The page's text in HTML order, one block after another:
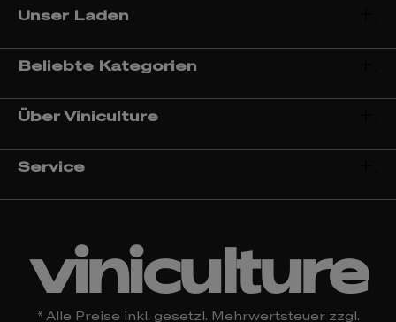
Unser Laden
Beliebte Kategorien
Über Viniculture
Service
viniculture
* Alle Preise inkl. gesetzl. Mehrwertsteuer zzgl.